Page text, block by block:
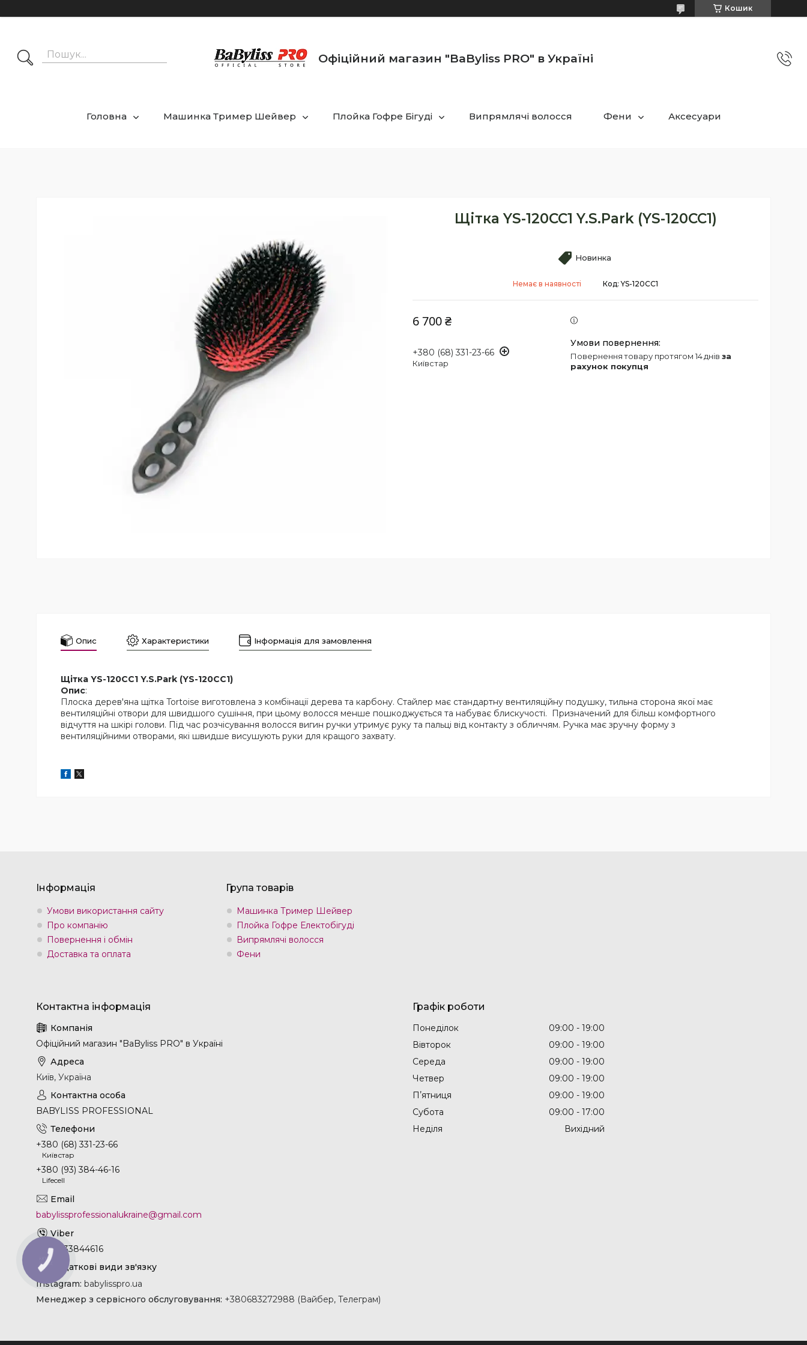
Кошик
Офіційний магазин "BaByliss PRO" в Україні
Головна Машинка Тример Шейвер Плойка Гофре Бігуді Випрямлячі волосся Фени Аксесуари
Щітка YS-120CC1 Y.S.Park (YS-120CC1)
Новинка
Немає в наявності Код:YS-120CC1
6 700 ₴
+380 (68) 331-23-66
Київстар
повернення товару протягом 14 днів за
рахунок покупця
Опис Характеристики Інформація для замовлення
Щітка YS-120CC1 Y.S.Park (YS-120CC1)
Опис:
Плоска дерев'яна щітка Tortoise виготовлена з комбінації дерева та карбону. Стайлер має стандартну вентиляційну подушку, тильна сторона якої має
вентиляційні отвори для швидшого сушіння, при цьому волосся менше пошкоджується та набуває блискучості. Призначений для більш комфортного
відчуття на шкірі голови. Під час розчісування волосся вигин ручки утримує руку та пальці від контакту з обличчям. Ручка має зручну форму з
вентиляційними отворами, які швидше висушують руки для кращого захвату.
Інформація
Умови використання сайту
Про компанію
Повернення і обмін
Доставка та оплата
Група товарів
Машинка Тример Шейвер
Плойка Гофре Електобігуді
Випрямлячі волосся
Фени
Офіційний магазин "BaByliss PRO" в Україні
Київ, Україна
BABYLISS PROFESSIONAL
+380 (68) 331-23-66
Київстар
+380 (93) 384-46-16
Lifecell
babylissprofessionalukraine@gmail.com
+380933844616
Instagram babylisspro.ua
Менеджер з сервісного обслуговування +380683272988 (Вайбер, Телеграм)
Графік роботи
Понеділок 09:00
19:00
Вівторок
09:00
19:00
Середа
09:00
19:00
Четвер
09:00
19:00
Пʼятниця
09:00
19:00
Субота
09:00
17:00
Неділя
Вихідний
КНОПКА
ЗВ'ЯЗКУ